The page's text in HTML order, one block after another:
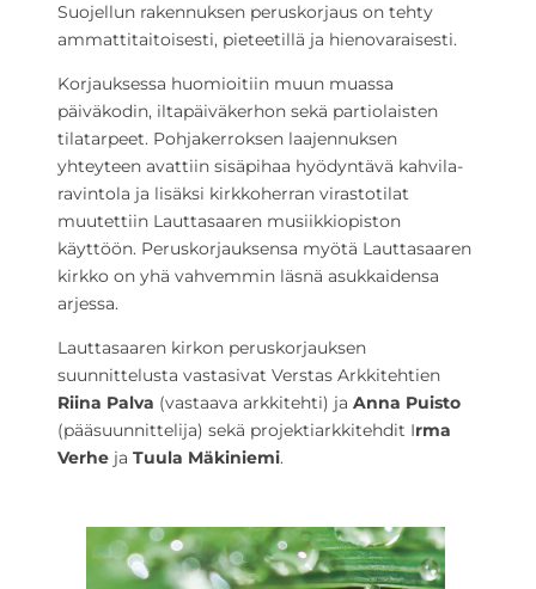
Suojellun rakennuksen peruskorjaus on tehty
ammattitaitoisesti, pieteetillä ja hienovaraisesti.
Korjauksessa huomioitiin muun muassa
päiväkodin, iltapäiväkerhon sekä partiolaisten
tilatarpeet. Pohjakerroksen laajennuksen
yhteyteen avattiin sisäpihaa hyödyntävä kahvila-
ravintola ja lisäksi kirkkoherran virastotilat
muutettiin Lauttasaaren musiikkiopiston
käyttöön. Peruskorjauksensa myötä Lauttasaaren
kirkko on yhä vahvemmin läsnä asukkaidensa
arjessa.
Lauttasaaren kirkon peruskorjauksen
suunnittelusta vastasivat Verstas Arkkitehtien
Riina Palva (vastaava arkkitehti) ja Anna Puisto
(pääsuunnittelija) sekä projektiarkkitehdit Irma
Verhe ja Tuula Mäkiniemi.